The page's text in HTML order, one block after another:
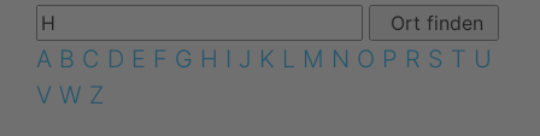
A B C D E F G H I J K L M N O P R S T U
V W Z